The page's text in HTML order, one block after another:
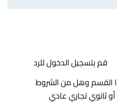
قم بتسجيل الدخول للرد
القسم وهل من الشروط
ثانوي تجاري عادي